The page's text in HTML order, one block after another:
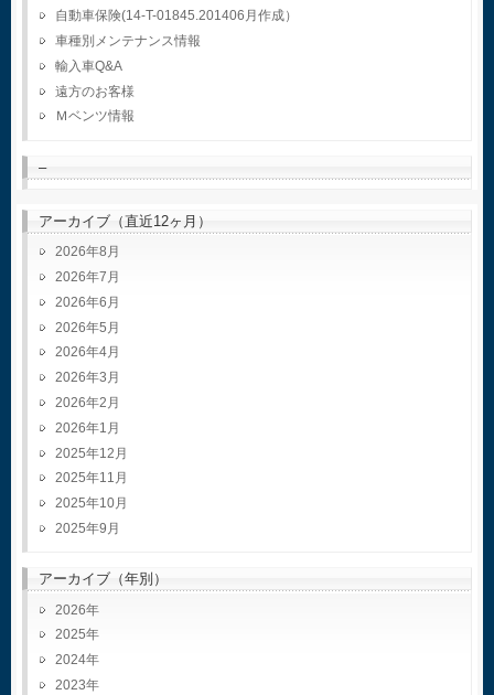
自動車保険(14-T-01845.201406月作成）
車種別メンテナンス情報
輸入車Q&A
遠方のお客様
Ｍベンツ情報
–
アーカイブ（直近12ヶ月）
2026年8月
2026年7月
2026年6月
2026年5月
2026年4月
2026年3月
2026年2月
2026年1月
2025年12月
2025年11月
2025年10月
2025年9月
アーカイブ（年別）
2026
2025
2024
2023